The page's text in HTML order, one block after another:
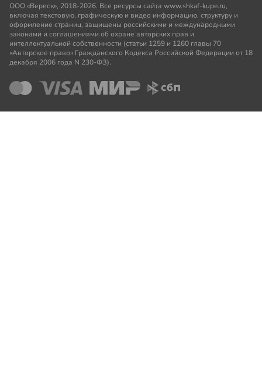
ООО «Вереск», 2018-2026. Все ресурсы сайта www.shkaf-kupe.ru,
включая текстовую, графическую и видео информацию, структуру и
оформление страниц, защищены российскими и международными
законами и соглашениями об охране авторских прав и
интеллектуальной собственности (статьи 1259 и 1260 главы 70
«Авторское право» Гражданского Кодекса Российской Федерации от 18
декабря 2006 года N 230-ФЗ).